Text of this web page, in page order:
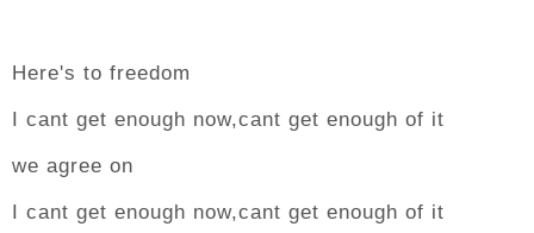
Here's to freedom
I cant get enough now,cant get enough of it
we agree on
I cant get enough now,cant get enough of it